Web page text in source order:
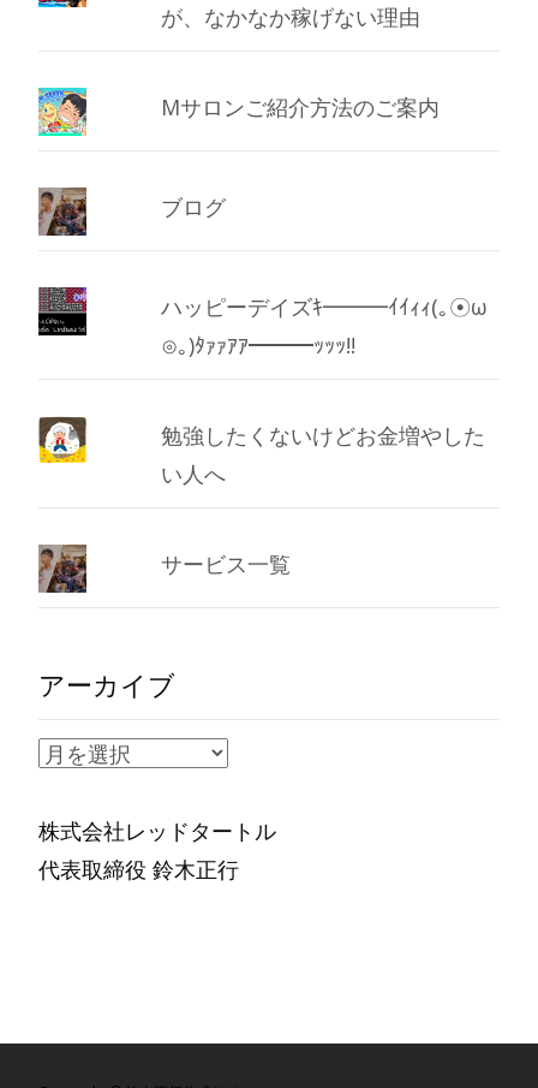
が、なかなか稼げない理由
Mサロンご紹介方法のご案内
ブログ
ハッピーデイズｷ━━━ｲｲｨｨ(｡☉ω
⊙｡)ﾀｧｧｱｱ━━━ｯｯｯ!!
勉強したくないけどお金増やした
い人へ
サービス一覧
アーカイブ
ア
カ
イ
株式会社レッドタートル
代表取締役 鈴木正行